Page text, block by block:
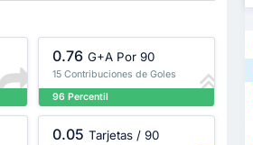
0.76 G+A Por 90
15 Contribuciones de Goles
96 Percentil
0.05 Tarjetas / 90